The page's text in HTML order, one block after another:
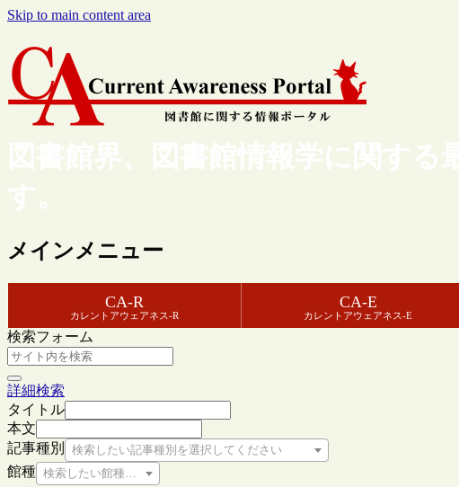
Skip to main content area
図書館界、図書館情報学に関す
す。
メインメニュー
CA-R
カレントアウェアネス-R
CA-E
カレントアウェアネス-E
検索フォーム
詳細検索
タイトル
本文
記事種別
検索したい記事種別を選択してください
館種 検索したい館種を選択してください